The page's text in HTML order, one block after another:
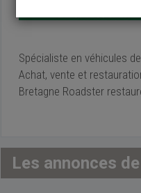
Spécialiste en véhicules
Achat, vente et
Bretagne Roadster
Les annonces